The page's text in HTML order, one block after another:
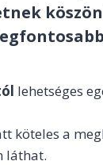
lehetséges
köteles a
láthat.